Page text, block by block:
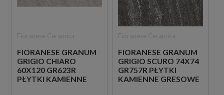
FIORANESE GRANUM
GRIGIO CHIARO
60X120 GR623R
PŁYTKI KAMIENNE
FIORANESE GRANUM
GRIGIO SCURO 74X74
GR757R PŁYTKI
KAMIENNE GRESOWE